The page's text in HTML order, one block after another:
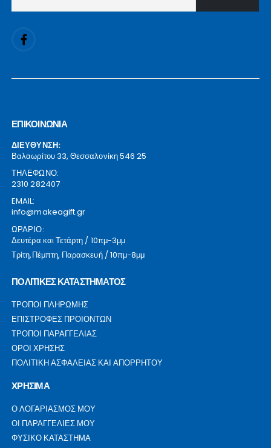
ΕΠΙΚΟΙΝΩΝΙΑ
ΔΙΕΥΘΥΝΣΗ:
Βαλαωρίτου 33, Θεσσαλονίκη 546 25
ΤΗΛΕΦΩΝΟ:
2310 282407
EMAIL:
info@makeagift.gr
ΩΡΑΡΙΟ:
Δευτέρα και Τετάρτη / 10πμ-3μμ
Τρίτη,Πέμπτη, Παρασκευή / 10πμ-8μμ
ΠΟΛΙΤΙΚΕΣ ΚΑΤΑΣΤΗΜΑΤΟΣ
ΤΡΟΠΟΙ ΠΛΗΡΩΜΗΣ
ΕΠΙΣΤΡΟΦΕΣ ΠΡΟΙΟΝΤΩΝ
ΤΡΟΠΟΙ ΠΑΡΑΓΓΕΛΙΑΣ
ΟΡΟΙ ΧΡΗΣΗΣ
ΠΟΛΙΤΙΚΗ ΑΣΦΑΛΕΙΑΣ ΚΑΙ ΑΠΟΡΡΗΤΟΥ
ΧΡΗΣΙΜΑ
Ο ΛΟΓΑΡΙΑΣΜΟΣ ΜΟΥ
ΟΙ ΠΑΡΑΓΓΕΛΙΕΣ ΜΟΥ
ΦΥΣΙΚΟ ΚΑΤΑΣΤΗΜΑ